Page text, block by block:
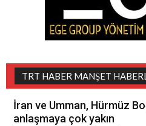
TRT HABER MANŞET
İran ve Umman, Hürmüz
anlaşmaya çok yakın